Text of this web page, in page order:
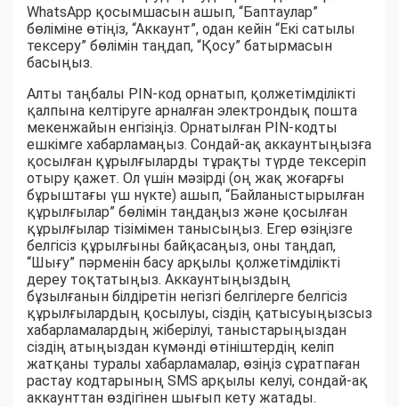
WhatsApp қосымшасын ашып, “Баптаулар”
бөліміне өтіңіз, “Аккаунт”, одан кейін “Екі сатылы
тексеру” бөлімін таңдап, “Қосу” батырмасын
басыңыз.
Алты таңбалы PIN-код орнатып, қолжетімділікті
қалпына келтіруге арналған электрондық пошта
мекенжайын енгізіңіз. Орнатылған PIN-кодты
ешкімге хабарламаңыз. Сондай-ақ аккаунтыңызға
қосылған құрылғыларды тұрақты түрде тексеріп
отыру қажет. Ол үшін мәзірді (оң жақ жоғарғы
бұрыштағы үш нүкте) ашып, “Байланыстырылған
құрылғылар” бөлімін таңдаңыз және қосылған
құрылғылар тізімімен танысыңыз. Егер өзіңізге
белгісіз құрылғыны байқасаңыз, оны таңдап,
“Шығу” пәрменін басу арқылы қолжетімділікті
дереу тоқтатыңыз. Аккаунтыңыздың
бұзылғанын білдіретін негізгі белгілерге белгісіз
құрылғылардың қосылуы, сіздің қатысуыңызсыз
хабарламалардың жіберілуі, таныстарыңыздан
сіздің атыңыздан күмәнді өтініштердің келіп
жатқаны туралы хабарламалар, өзіңіз сұратпаған
растау кодтарының SMS арқылы келуі, сондай-ақ
аккаунттан өздігінен шығып кету жатады.